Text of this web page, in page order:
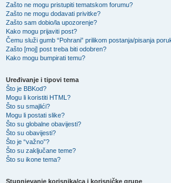
Zašto ne mogu pristupiti tematskom forumu?
Zašto ne mogu dodavati privitke?
Zašto sam dobio/la upozorenje?
Kako mogu prijaviti post?
Čemu služi gumb “Pohrani” prilikom postanja/pisanja
Zašto [moj] post treba biti odobren?
Kako mogu bumpirati temu?
Uređivanje i tipovi tema
Što je BBKod?
Mogu li koristiti HTML?
Što su smajlići?
Mogu li postati slike?
Što su globalne obavijesti?
Što su obavijesti?
Što je “važno”?
Što su zaključane teme?
Što su ikone tema?
Stupnjevanje korisnika/ca i korisničke grupe